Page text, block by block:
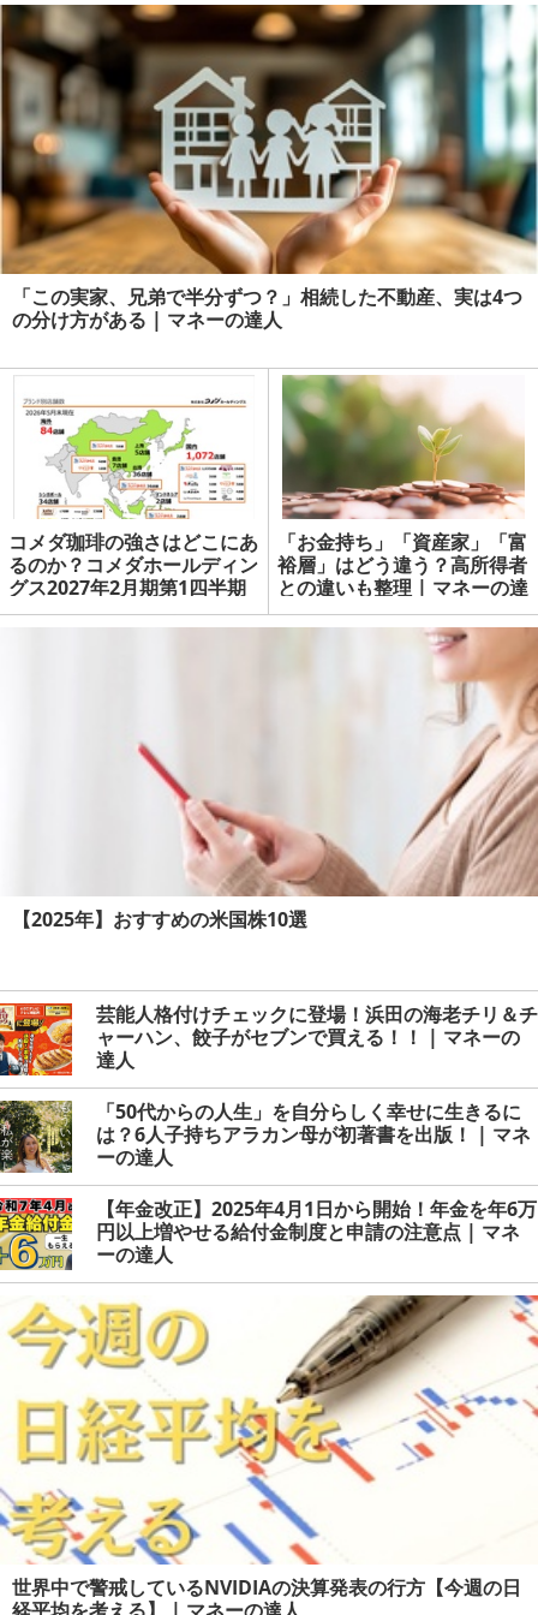
「この実家、兄弟で半分ずつ？」相続した不動産、実は4つ
の分け方がある | マネーの達人
コメダ珈琲の強さはどこにあ
るのか？コメダホールディン
グス2027年2月期第1四半期
決算を解説 | マネーの達人
「お金持ち」「資産家」「富
裕層」はどう違う？高所得者
との違いも整理 | マネーの達
人
【2025年】おすすめの米国株10選
芸能人格付けチェックに登場！浜田の海老チリ＆チ
ャーハン、餃子がセブンで買える！！ | マネーの
達人
「50代からの人生」を自分らしく幸せに生きるに
は？6人子持ちアラカン母が初著書を出版！ | マネ
ーの達人
【年金改正】2025年4月1日から開始！年金を年6万
円以上増やせる給付金制度と申請の注意点 | マネ
ーの達人
世界中で警戒しているNVIDIAの決算発表の行方【今週の日